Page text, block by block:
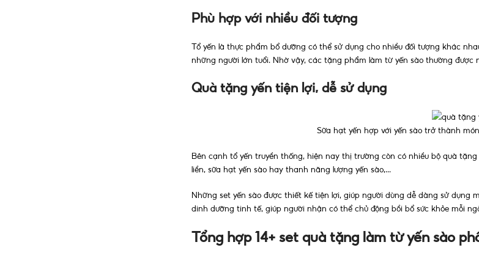
Phù hợp với nhiều đối tượng
Tổ yến là thực phẩm bổ dưỡng có thể sử dụng cho nhiều đối tượng khác
những người lớn tuổi. Nhờ vậy, các tặng phẩm làm từ yến sào thường
Quà tặng yến tiện lợi, dễ sử dụng
Sữa hạt yến hợp với yến sào trở thành
Bên cạnh tổ yến truyền thống, hiện nay thị trường còn có nhiều bộ quà
liền, sữa hạt yến sào hay thanh năng lượng yến sào,...
Những set yến sào được thiết kế tiện lợi, giúp người dùng dễ dàng sử
dinh dưỡng tinh tế, giúp người nhận có thể chủ động bồi bổ sức khỏe mỗi
Tổng hợp 14+ set quà tặng làm từ yến sào